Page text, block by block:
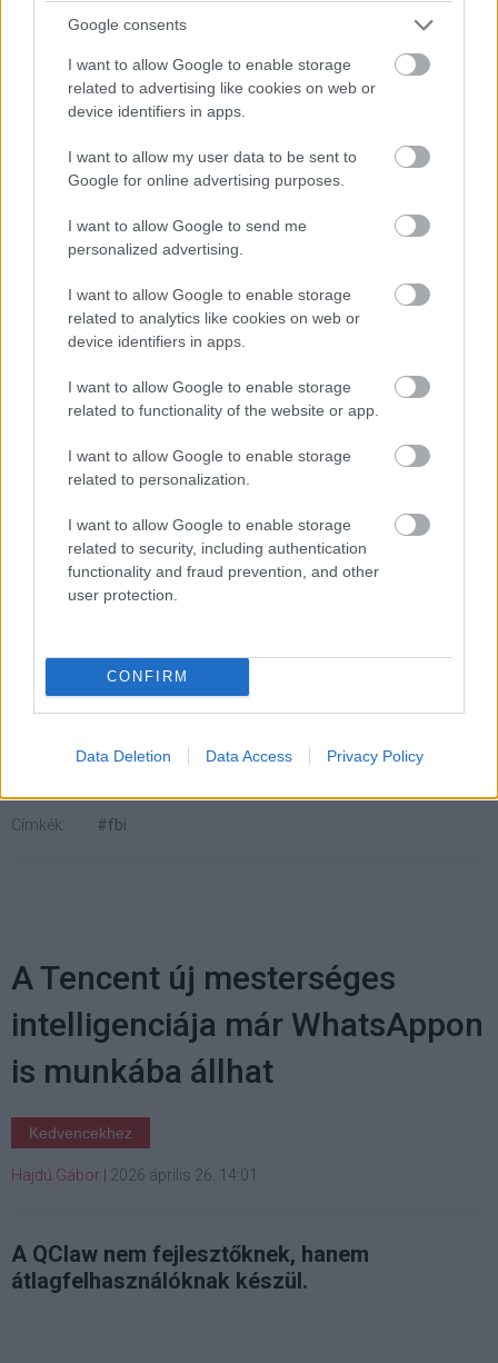
Google consents
I want to allow Google to enable storage
related to advertising like cookies on web or
device identifiers in apps.
I want to allow my user data to be sent to
Google for online advertising purposes.
I want to allow Google to send me
personalized advertising.
I want to allow Google to enable storage
related to analytics like cookies on web or
device identifiers in apps.
I want to allow Google to enable storage
related to functionality of the website or app.
I want to allow Google to enable storage
related to personalization.
I want to allow Google to enable storage
related to security, including authentication
functionality and fraud prevention, and other
user protection.
CONFIRM
Data Deletion Data Access Privacy Policy
A nyilvánosság elé került ügyek között nagyon különböző
esetek vannak. A bizottság és a sajtóbeszámolók
egyaránt említik például az eltűnt, nyugalmazott légierős
tábornok William Neil McCaslandet, a NASA JPL-hez
köthető Monica Rezát, valamint több más, Los
Alamoshoz, a NASA-hoz vagy nukleáris kutatásokhoz
hogy sok szakértő óvatosságra int: önmagában az, hogy
az érintettek hasonló területeken dolgoztak, még nem
A NASA közben azt közölte, hogy együttműködik az
érintett hatóságokkal, de jelenleg semmi nem utal arra,
hogy a hozzájuk kapcsolódó esetek nemzetbiztonsági
fenyegetést jelentenének. Vagyis a sztori most tényleg
ott tart, hogy az FBI keresi az esetleges kapcsolatokat, a
politika ráfordult az ügyre, az internet pedig már jócskán
jóval szűkebb annál, mint amit a körülötte kialakult zaj
balatoni kardioösvény (X)
4 és egy 8 km-es egészségügyi tanösvény nyílt
Balatonalmádiban.
Címkék: #fbi
A Tencent új mesterséges
intelligenciája már WhatsAppon
is munkába állhat
Kedvencekhez
Hajdú Gábor 2026 április 26. 14:01
A QClaw nem fejlesztőknek, hanem
átlagfelhasználóknak készül.